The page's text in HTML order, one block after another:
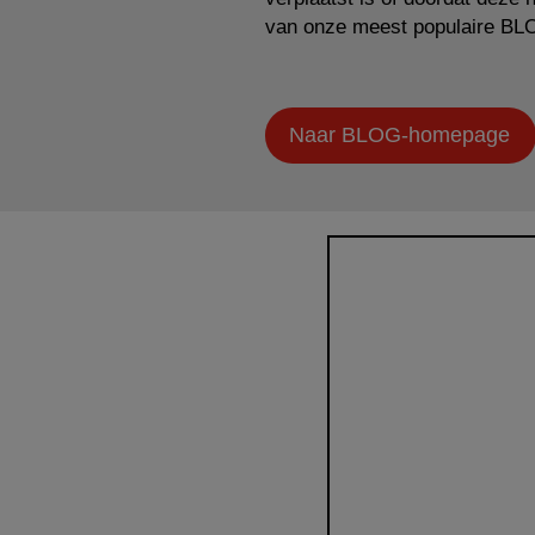
van onze meest populaire
Naar BLOG-homepage